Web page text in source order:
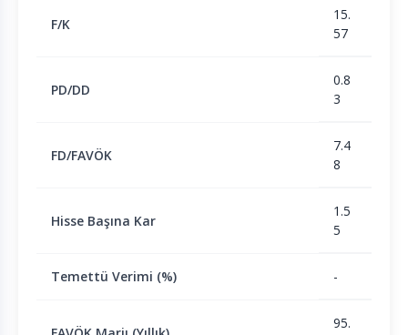
F/K
15.
57
PD/DD
0.8
3
FD/FAVÖK
7.4
8
Hisse Başına Kar
1.5
5
Temettü Verimi (%) -
95.